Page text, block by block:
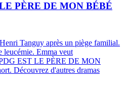
PÈRE DE MON BÉBÉ
Tanguy après un piège familial.
leucémie. Emma veut
EST LE PÈRE DE MON
Découvrez d'autres dramas